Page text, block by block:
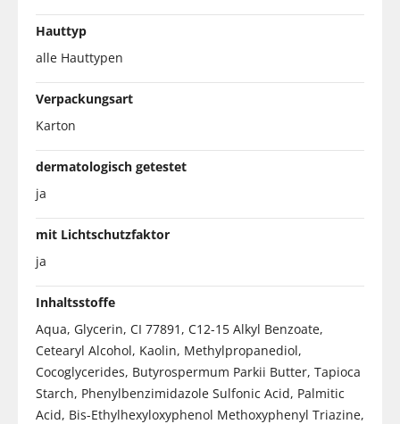
Hauttyp
alle Hauttypen
Verpackungsart
Karton
dermatologisch getestet
ja
mit Lichtschutzfaktor
ja
Inhaltsstoffe
Aqua, Glycerin, CI 77891, C12-15 Alkyl Benzoate,
Cetearyl Alcohol, Kaolin, Methylpropanediol,
Cocoglycerides, Butyrospermum Parkii Butter, Tapioca
Starch, Phenylbenzimidazole Sulfonic Acid, Palmitic
Acid, Bis-Ethylhexyloxyphenol Methoxyphenyl Triazine,